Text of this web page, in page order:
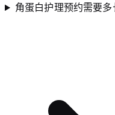
角蛋白护理预约需要多